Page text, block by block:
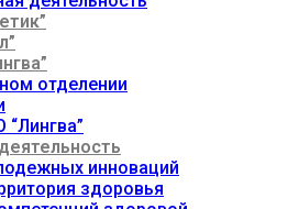
отделении
инноваций
здоровья